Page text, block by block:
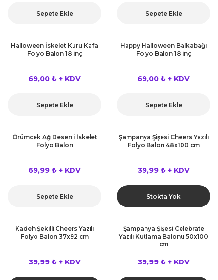
ve Dekor Maske
Sepete Ekle Sepete Ekle
Halloween İskelet Kuru Kafa
Folyo Balon 18 inç
69,00 ₺ + KDV
Sepete Ekle
Happy Halloween Balkabağı
Folyo Balon 18 inç
69,00 ₺ + KDV
Sepete Ekle
Örümcek Ağ Desenli İskelet
Folyo Balon
69,99 ₺ + KDV
Sepete Ekle
Şampanya Şişesi Cheers Yazılı
Folyo Balon 48x100 cm
39,99 ₺ + KDV
Stokta Yok
Kadeh Şekilli Cheers Yazılı
Folyo Balon 37x92 cm
39,99 ₺ + KDV
Şampanya Şişesi Celebrate
Yazılı Kutlama Balonu 50x100
cm
39,99 ₺ + KDV